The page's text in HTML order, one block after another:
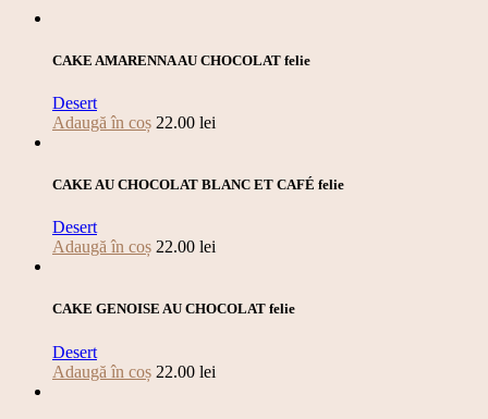
CAKE AMARENNA AU CHOCOLAT felie
Desert
Adaugă în coș 22.00 lei
CAKE AU CHOCOLAT BLANC ET CAFÉ felie
Desert
Adaugă în coș 22.00 lei
CAKE GENOISE AU CHOCOLAT felie
Desert
Adaugă în coș 22.00 lei